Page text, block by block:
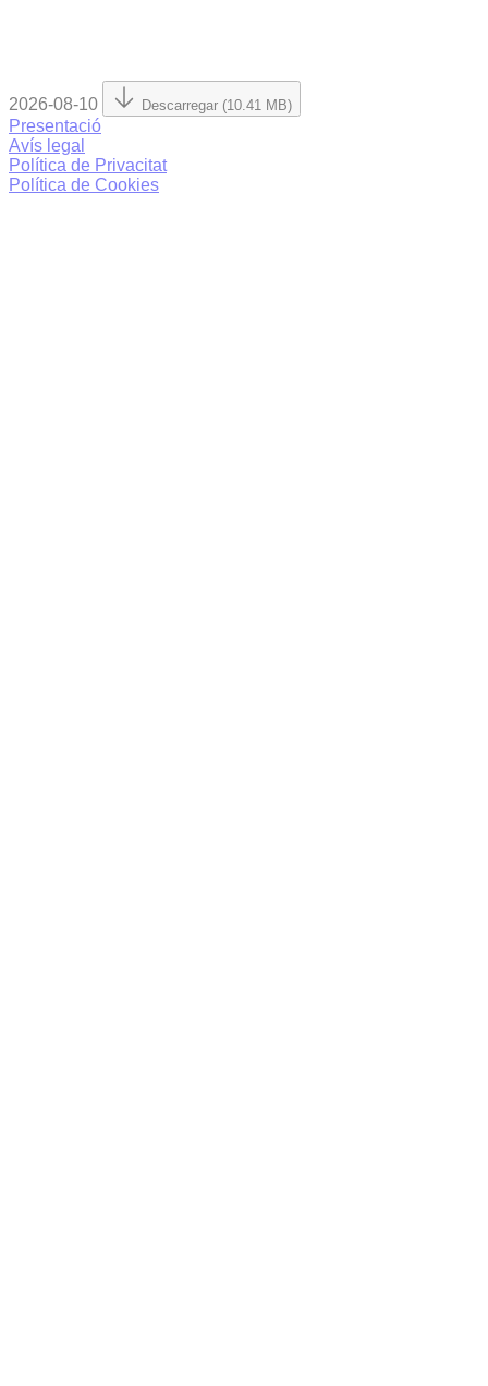
2026-08-10 Descarregar (10.41 MB)
Presentació
Avís legal
Política de Privacitat
Política de Cookies